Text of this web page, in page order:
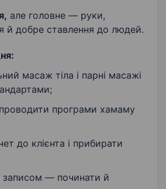
але головне — руки,
й добре ставлення до людей.
масаж тіла і парні масажі
програми хамаму
до клієнта і прибирати
записом — починати й